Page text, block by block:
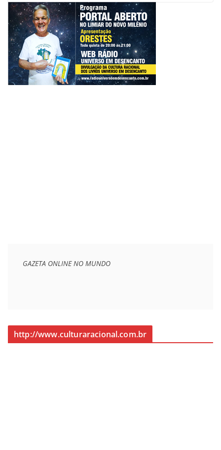
GAZETA ONLINE NO MUNDO
http://www.culturaracional.com.br